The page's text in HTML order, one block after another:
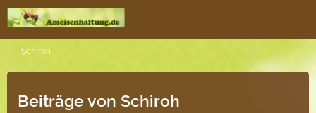
Schiroh
Beiträge von Schiroh